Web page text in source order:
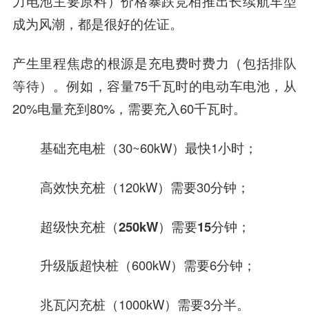
成为风潮，都是很好的佐证。
产生里程焦虑的根源是充电费时费力（包括排队
等待）。例如，容量75千瓦时的电动车电池，从
20%电量充到80%，需要充入60千瓦时。
基础充电桩（30~60kW）最快1小时；
高效快充桩（120kW）需要30分钟；
超级快充桩（250kW）需要15分钟 ；
升级版超快桩（600kW）需要6分钟；
兆瓦闪充桩（1000kW）需要3分半。